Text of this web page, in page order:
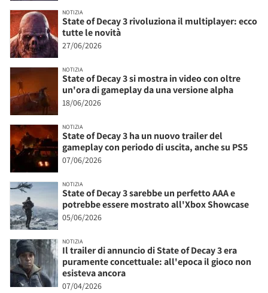
NOTIZIA
State of Decay 3 rivoluziona il multiplayer: ecco
tutte le novità
27/06/2026
NOTIZIA
State of Decay 3 si mostra in video con oltre
un'ora di gameplay da una versione alpha
18/06/2026
NOTIZIA
State of Decay 3 ha un nuovo trailer del
gameplay con periodo di uscita, anche su PS5
07/06/2026
NOTIZIA
State of Decay 3 sarebbe un perfetto AAA e
potrebbe essere mostrato all'Xbox Showcase
05/06/2026
NOTIZIA
Il trailer di annuncio di State of Decay 3 era
puramente concettuale: all'epoca il gioco non
esisteva ancora
07/04/2026